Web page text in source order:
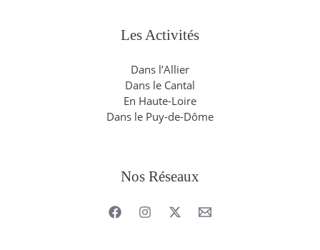
Les Activités
Dans l’Allier
Dans le Cantal
En Haute-Loire
Dans le Puy-de-Dôme
Nos Réseaux